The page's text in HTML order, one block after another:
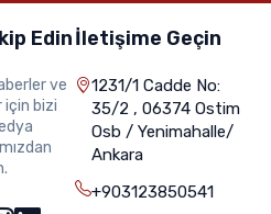
Edin
ve
için bizi
İletişime Geçin
1231/1 Cadde No:
35/2 , 06374 Ostim
Osb / Yenimahalle/
Ankara
+903123850541